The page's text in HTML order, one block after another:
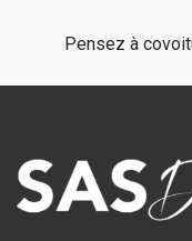
Pensez à